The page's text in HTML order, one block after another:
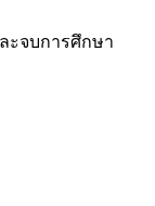
ะจบการศึกษา